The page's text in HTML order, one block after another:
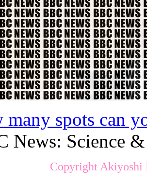
many spots can
News: Science
Copyright Akiyoshi